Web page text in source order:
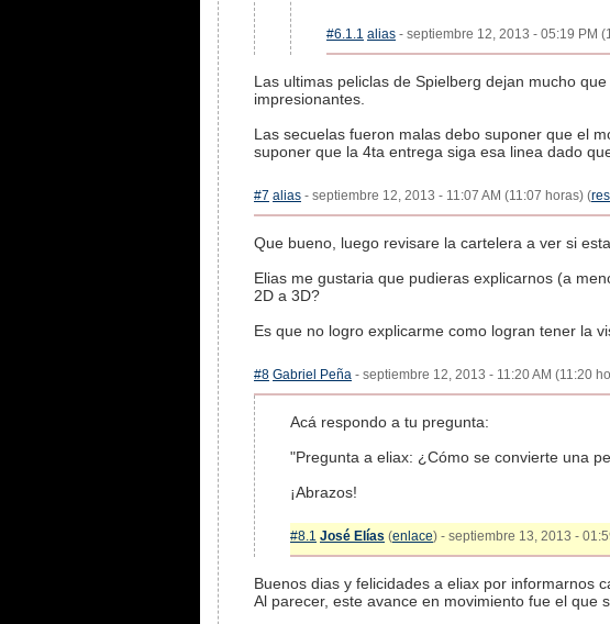
#6.1.1 alias - septiembre 12, 2013 - 05:19 PM
Las ultimas peliclas de Spielberg dejan mucho
impresionantes.
Las secuelas fueron malas debo suponer que el
suponer que la 4ta entrega siga esa linea dado
#7 alias - septiembre 12, 2013 - 11:07 AM (11:07 horas) (
Que bueno, luego revisare la cartelera a ver si
Elias me gustaria que pudieras explicarnos (a
2D a 3D?
Es que no logro explicarme como logran tener la
#8 Gabriel Peña - septiembre 12, 2013 - 11:20 AM (11:20
Acá respondo a tu pregunta:
"Pregunta a eliax: ¿Cómo se convierte una
¡Abrazos!
#8.1 José Elías (enlace) - septiembre 13, 2013 -
Buenos dias y felicidades a eliax por informarnos
Al parecer, este avance en movimiento fue el que